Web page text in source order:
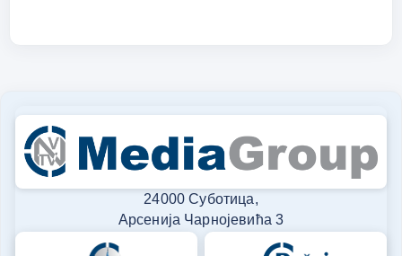
24000 Суботица,
Арсенија Чарнојевића 3